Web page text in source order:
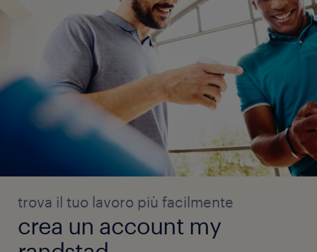
trova il tuo lavoro più facilmente
crea un account my